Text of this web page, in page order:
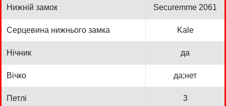
Нижній замок Securemme 2061
Серцевина нижнього замка Kale
Нічник да
Вічко да;нет
Петлі 3